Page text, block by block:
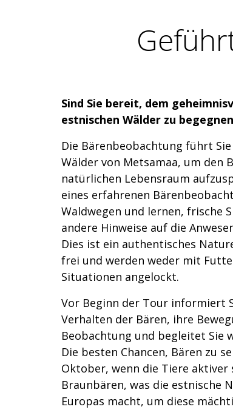
Sind Sie bereit, dem
estnischen Wälder zu
Die Bärenbeobachtung führt
Wälder von Metsamaa, um den
natürlichen Lebensraum
eines erfahrenen
Waldwegen und lernen, frische
andere Hinweise auf die
Dies ist ein authentisches
frei und werden weder mit
Situationen angelockt.
Vor Beginn der Tour informiert
Verhalten der Bären, ihre
Beobachtung und begleitet Sie
Die besten Chancen, Bären zu
Oktober, wenn die Tiere aktiver
Braunbären, was die estnische
Europas macht, um diese